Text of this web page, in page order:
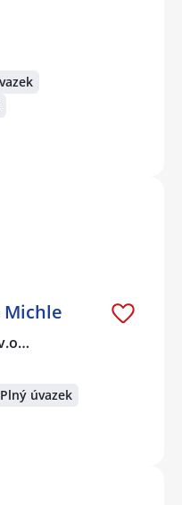
Michle
Plný úvazek